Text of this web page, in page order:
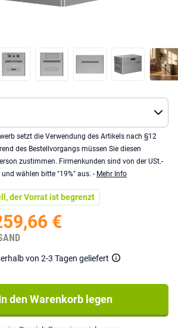
setzt die Verwendung des Artikels nach §12
des Bestellvorgangs müssen Sie diesen
zustimmen. Firmenkunden sind von der USt.-
wählen bitte "19%" aus. - Mehr Info
der Vorrat ist begrenzt
€
von 2-3 Tagen geliefert
den Warenkorb legen